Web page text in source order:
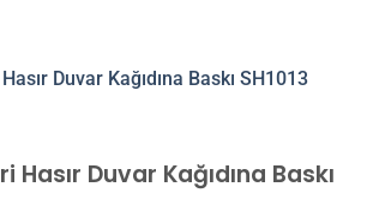
Hasır Duvar Kağıdına Baskı